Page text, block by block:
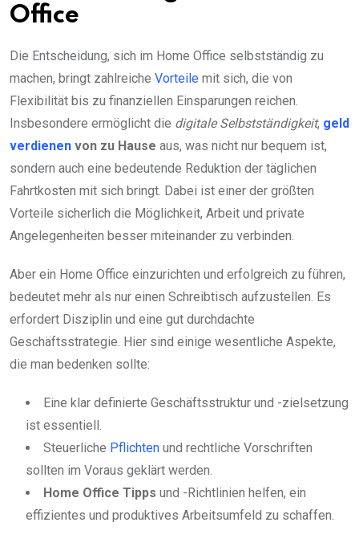
Office
Die Entscheidung, sich im Home Office selbstständig zu
machen, bringt zahlreiche Vorteile mit sich, die von
Flexibilität bis zu finanziellen Einsparungen reichen.
Insbesondere ermöglicht die digitale Selbstständigkeit, geld
verdienen von zu Hause aus, was nicht nur bequem ist,
sondern auch eine bedeutende Reduktion der täglichen
Fahrtkosten mit sich bringt. Dabei ist einer der größten
Vorteile sicherlich die Möglichkeit, Arbeit und private
Angelegenheiten besser miteinander zu verbinden.
Aber ein Home Office einzurichten und erfolgreich zu führen,
bedeutet mehr als nur einen Schreibtisch aufzustellen. Es
erfordert Disziplin und eine gut durchdachte
Geschäftsstrategie. Hier sind einige wesentliche Aspekte,
die man bedenken sollte:
Eine klar definierte Geschäftsstruktur und -zielsetzung
ist essentiell.
Steuerliche Pflichten und rechtliche Vorschriften
sollten im Voraus geklärt werden.
Home Office Tipps und -Richtlinien helfen, ein
effizientes und produktives Arbeitsumfeld zu schaffen.